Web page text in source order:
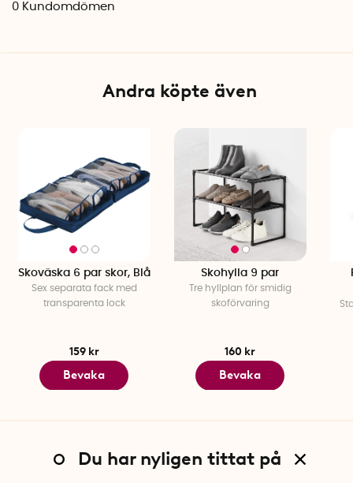
Mått: 34 x 21 x 13 cm
0 Kundomdömen
Andra köpte även
Skoväska 6 par skor, Blå
Sex separata fack med
transparenta lock
159 kr
Bevaka
Skohylla 9 par
Tre hyllplan för smidig
skoförvaring
160 kr
Bevaka
Du har nyligen tittat på